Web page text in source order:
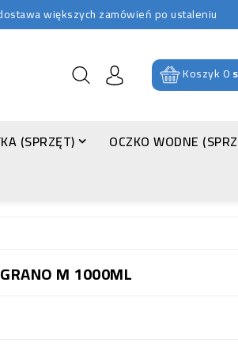
większych zamówień po ustaleniu
Koszyk0
(SPRZĘT)
OCZKO WODNE
M 1000ML